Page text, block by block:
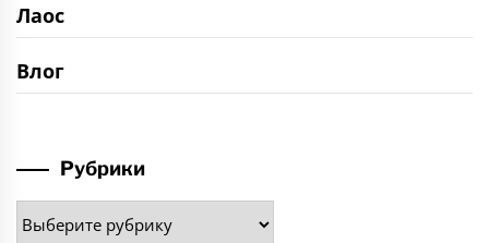
Лаос
Влог
Рубрики
Рубрики